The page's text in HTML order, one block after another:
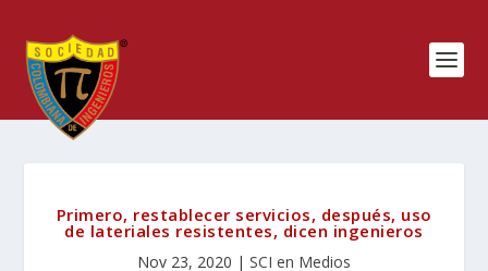
Primero, restablecer servicios, después, uso
de lateriales resistentes, dicen ingenieros
Nov 23, 2020 | SCI en Medios